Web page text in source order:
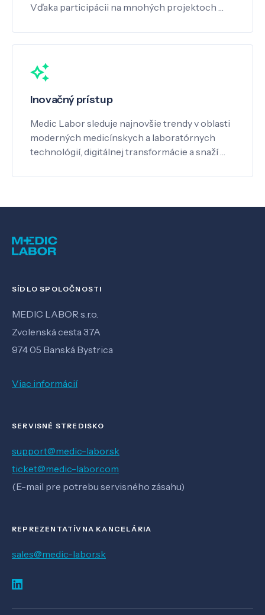
Vďaka participácii na mnohých projektoch …
Inovačný prístup
Medic Labor sleduje najnovšie trendy v oblasti
moderných medicínskych a laboratórnych
technológií, digitálnej transformácie a snaží …
SÍDLO SPOLOČNOSTI
MEDIC LABOR s.r.o.
Zvolenská cesta 37A
974 05 Banská Bystrica
Viac informácií
SERVISNÉ STREDISKO
support@medic-labor.sk
ticket@medic-labor.com
(E-mail pre potrebu servisného zásahu)
REPREZENTATÍVNA KANCELÁRIA
sales@medic-labor.sk